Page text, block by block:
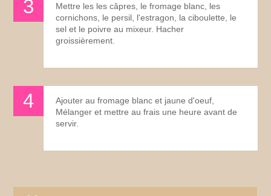
Mettre les les câpres, le fromage blanc, les
cornichons, le persil, l'estragon, la ciboulette, le
sel et le poivre au mixeur. Hacher
groissièrement.
Ajouter au fromage blanc et jaune d'oeuf,
Mélanger et mettre au frais une heure avant de
servir.